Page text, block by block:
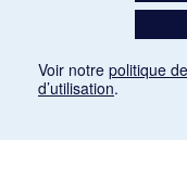
Voir notre politique
d’utilisation.